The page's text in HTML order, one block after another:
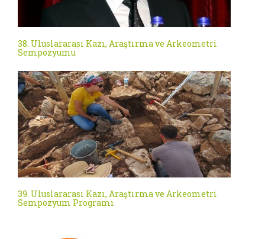
38. Uluslararası Kazı, Araştırma ve Arkeometri
Sempozyumu
39. Uluslararası Kazı, Araştırma ve Arkeometri
Sempozyum Programı